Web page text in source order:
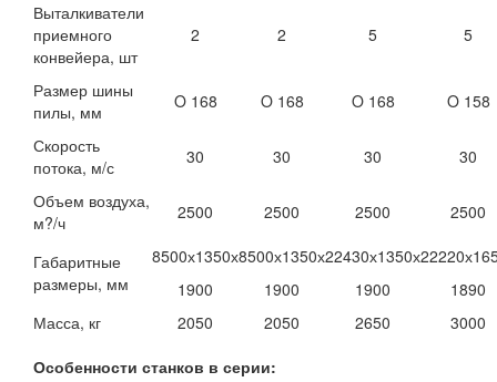
Выталкиватели
приемного
конвейера, шт
2 2 5 5
Размер шины
пилы, мм
O 168 O 168 O 168
O 158
Скорость
потока, м/с
30 30 30
30
Объем воздуха,
м?/ч
2500 2500 2500 2500
Габаритные
размеры, мм
8500х1350х
1900
8500х1350х
1900
22430х1350х
1900
1890
Масса, кг
2050 2050 2650
3000
Особенности станков в серии: